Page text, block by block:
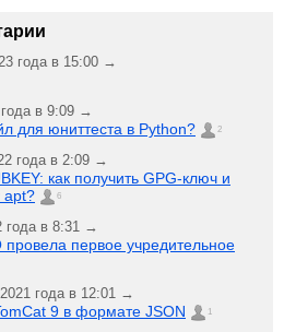
года в 15:00 →
в 9:09 →
для юниттеста в Python? 2
года в 2:09 →
как получить GPG-ключ и
apt?
6
года в 8:31 →
первое учредительное
года в 12:01 →
9 в формате JSON 1